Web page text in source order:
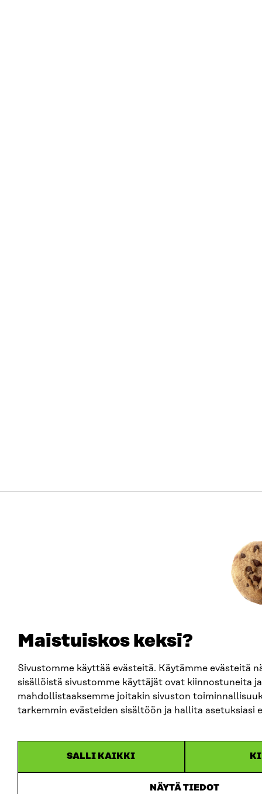
Maistuiskos keksi?
Sivustomme käyttää evästeitä. Käytämme evästeitä
sisällöistä sivustomme käyttäjät ovat kiinnostuneita ja
mahdollistaaksemme joitakin sivuston
tarkemmin evästeiden sisältöön ja hallita asetuksiasi
SALLI KAIKKI
NÄYTÄ TIEDOT